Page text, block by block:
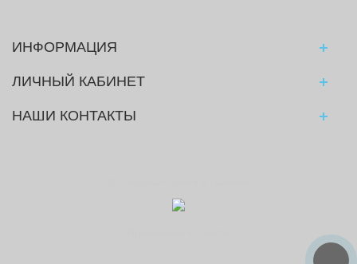
ИНФОРМАЦИЯ
ЛИЧНЫЙ КАБИНЕТ
НАШИ КОНТАКТЫ